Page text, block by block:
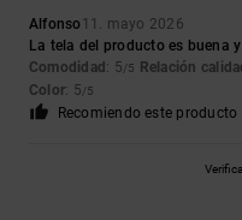
Alfonso11. mayo 2026
La tela del producto es buena
Comodidad : 5/5 Relación
Color: 5/5
Recomiendo este producto